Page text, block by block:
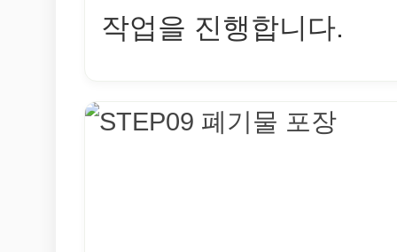
작업을 진행합니다.